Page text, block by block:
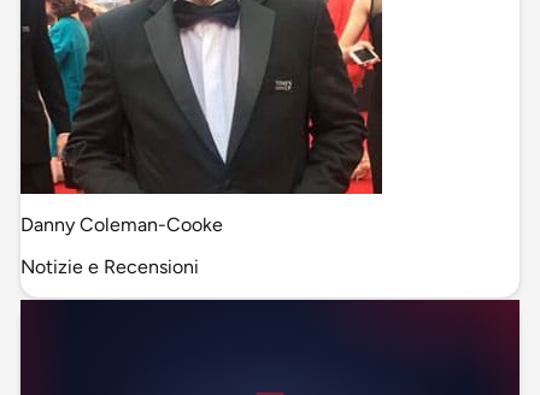
Danny Coleman-Cooke
Notizie e Recensioni